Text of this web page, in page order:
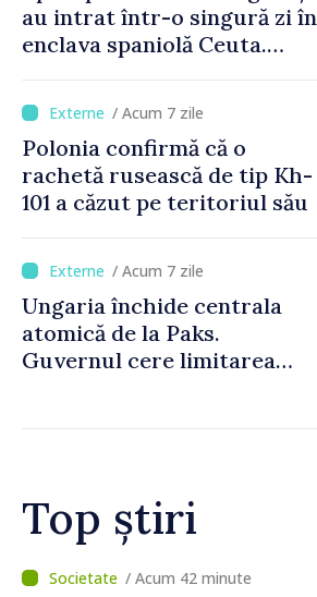
au intrat într-o singură zi în
enclava spaniolă Ceuta.
Schengen cu Spania
/ Acum 7 zile
Polonia confirmă că o
rachetă rusească de tip Kh-
101 a căzut pe teritoriul său
/ Acum 7 zile
Ungaria închide centrala
atomică de la Paks.
Guvernul cere limitarea
Top știri
/ Acum 16 minute